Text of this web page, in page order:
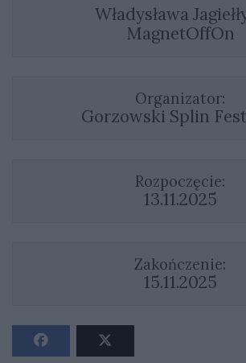
Władysława
MagnetOffOn
Organizator:
Gorzowski Splin
Rozpoczęcie:
13.11.2025
Zakończenie:
15.11.2025